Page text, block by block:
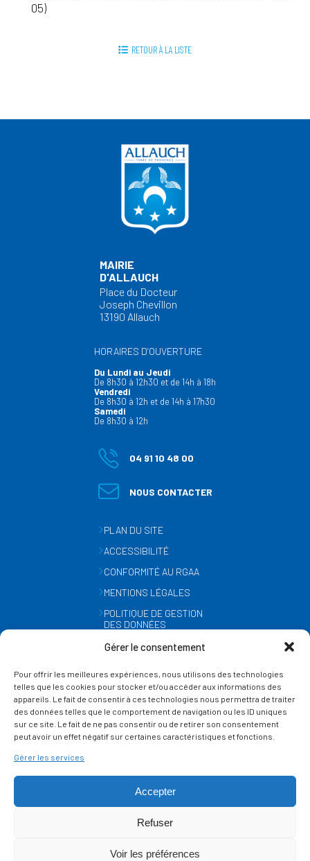
Gérer le consentement
Pour offrir les meilleures expériences, nous utilisons des technologies
telles que les cookies pour stocker et/ou accéder aux informations des
appareils. Le fait de consentir à ces technologies nous permettra de traiter
des données telles que le comportement de navigation ou les ID uniques
sur ce site. Le fait de ne pas consentir ou de retirer son consentement
peut avoir un effet négatif sur certaines caractéristiques et fonctions.
Gérer les services
Accepter
Refuser
Voir les préférences
05)
RETOUR À LA LISTE
MAIRIE
D'ALLAUCH
Place du Docteur
Joseph Chevillon
13190 Allauch
HORAIRES D’OUVERTURE
Du Lundi au Jeudi
De 8h30 à 12h30 et de 14h à 18h
Vendredi
De 8h30 à 12h et de 14h à 17h30
Samedi
De 8h30 à 12h
04 91 10 48 00
NOUS CONTACTER
PLAN DU SITE
ACCESSIBILITÉ
CONFORMITÉ AU RGAA
MENTIONS LÉGALES
POLITIQUE DE GESTION
DES DONNÉES
GESTION DES COOKIES
SUIVEZ-NOUS
SUR LES RÉSEAUX
Ce site est protégé par reCAPTCHA et lapolitique de vie privée